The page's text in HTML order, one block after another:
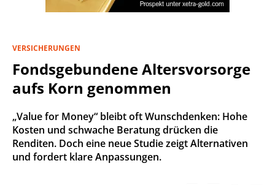
VERSICHERUNGEN
Fondsgebundene Altersvorsorge
aufs Korn genommen
„Value for Money“ bleibt oft Wunschdenken: Hohe
Kosten und schwache Beratung drücken die
Renditen. Doch eine neue Studie zeigt Alternativen
und fordert klare Anpassungen.